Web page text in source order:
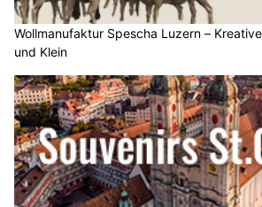
Wollmanufaktur Spescha Luzern –
und Klein